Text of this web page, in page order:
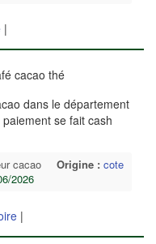
|
cacao thé
dans le département
se fait cash
cacao Origine : cote
2026
|